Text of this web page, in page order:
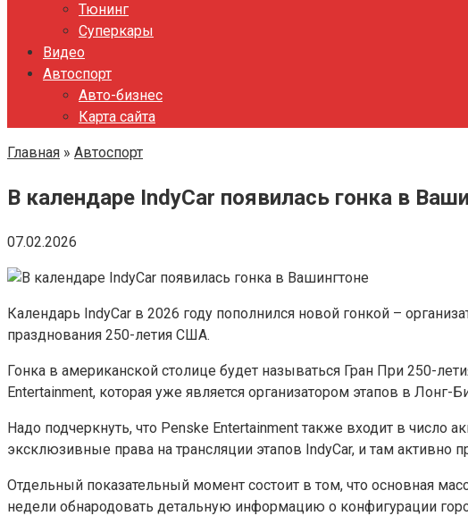
Тюнинг
Суперкары
Видео
Автоспорт
Авто-бизнес
Карта сайта
Главная » Автоспорт
В календаре IndyCar появилась гонка в
07.02.2026
Календарь IndyCar в 2026 году пополнился новой гонкой –
празднования 250-летия США.
Гонка в американской столице будет называться Гран При 250-
Entertainment, которая уже является организатором этапов в
Надо подчеркнуть, что Penske Entertainment также входит в число
эксклюзивные права на трансляции этапов IndyCar, и там
Отдельный показательный момент состоит в том, что основная
недели обнародовать детальную информацию о конфигурации